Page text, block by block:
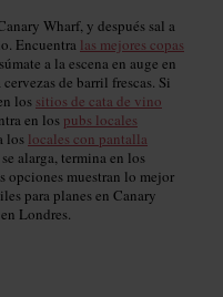
Wharf, y después sal a
Encuentra las mejores copas
a la escena en auge en
cervezas de barril frescas. Si
los sitios de cata de vino
en los pubs locales
los locales con pantalla
alarga, termina en los
opciones muestran lo mejor
para planes en Canary
Londres.